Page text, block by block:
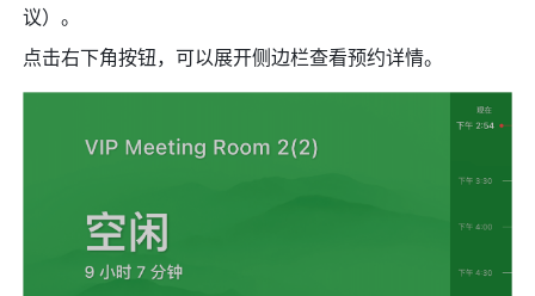
议）。
点击右下角按钮，可以展开侧边栏查看预约详情。